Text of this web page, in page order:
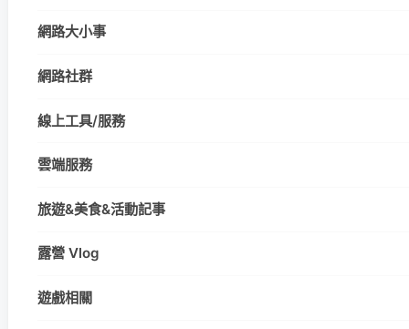
網路大小事
網路社群
線上工具/服務
雲端服務
旅遊&美食&活動記事
露營 Vlog
遊戲相關